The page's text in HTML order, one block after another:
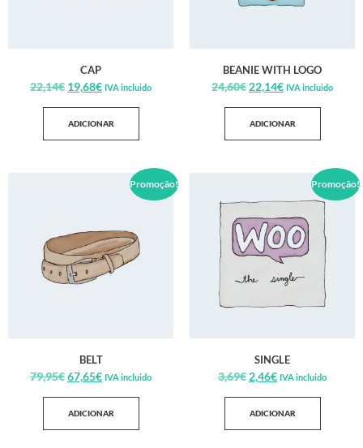
CAP
22,14€ 19,68€ IVA incluido
ADICIONAR
BEANIE WITH LOGO
24,60€ 22,14€ IVA incluido
ADICIONAR
Promoção!
BELT
79,95€67,65€ IVA incluido
ADICIONAR
Promoção!
SINGLE
3,69€ 2,46€ IVA incluido
ADICIONAR